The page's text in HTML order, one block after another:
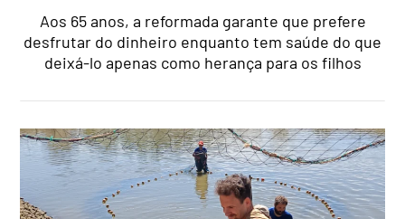
Aos 65 anos, a reformada garante que prefere
desfrutar do dinheiro enquanto tem saúde do que
deixá-lo apenas como herança para os filhos